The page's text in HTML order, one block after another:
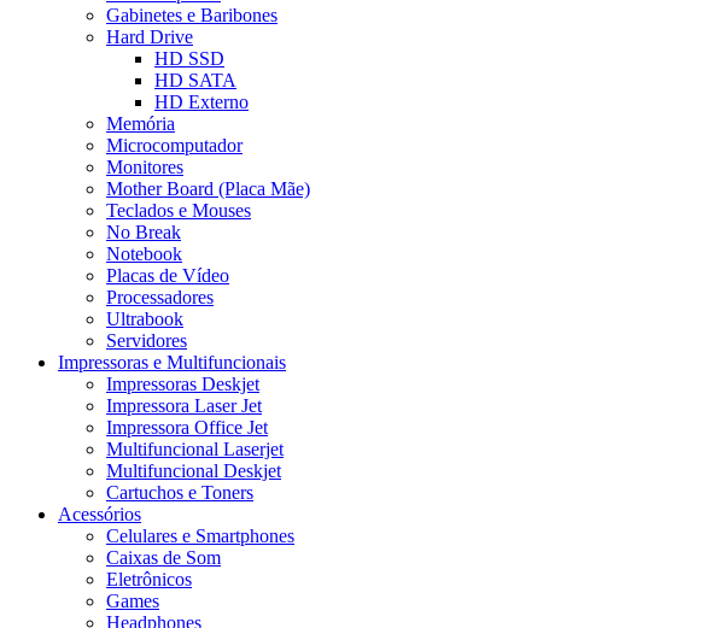
Gabinetes e Baribones
Hard Drive
HD SSD
HD SATA
HD Externo
Memória
Microcomputador
Monitores
Mother Board (Placa Mãe)
Teclados e Mouses
No Break
Notebook
Placas de Vídeo
Processadores
Ultrabook
Servidores
Impressoras e Multifuncionais
Impressoras Deskjet
Impressora Laser Jet
Impressora Office Jet
Multifuncional Laserjet
Multifuncional Deskjet
Cartuchos e Toners
Acessórios
Celulares e Smartphones
Caixas de Som
Eletrônicos
Games
Headphones